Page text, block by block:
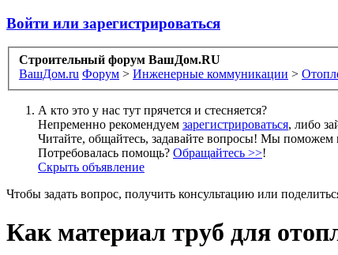
Войти или зарегистрироваться
Строительный форум ВашДом.RU
ВашДом.ru Форум > Инженерные коммуникации >
А кто это у нас тут прячется и стесняется?
Непременно рекомендуем зарегистрироваться, либо
Читайте, общайтесь, задавайте вопросы! Мы
Потребовалась помощь? Обращайтесь >>!
Скрыть объявление
Чтобы задать вопрос, получить консультацию или
Как материал труб для